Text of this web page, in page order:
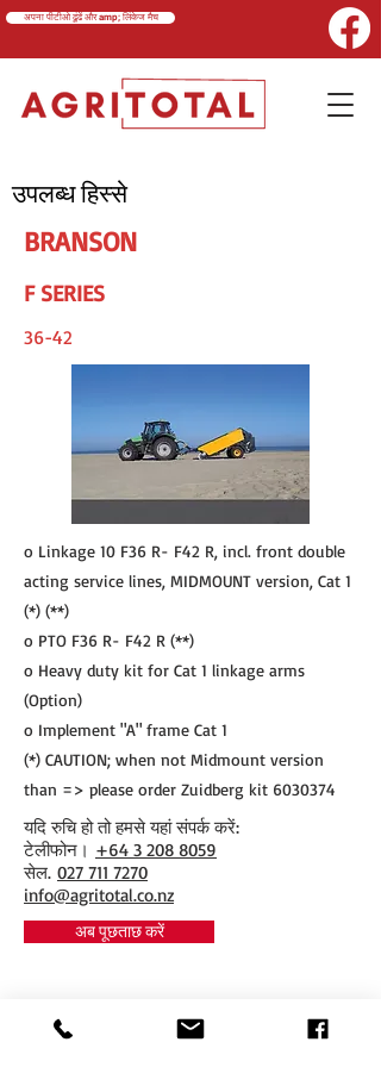
अपना पीटीओ ढूंढें और amp; लिंकेज मैच
उपलब्ध हिस्से
BRANSON
F SERIES
36-42
o Linkage 10 F36 R- F42 R, incl. front double
acting service lines, MIDMOUNT version, Cat 1
(*) (**)
o PTO F36 R- F42 R (**)
o Heavy duty kit for Cat 1 linkage arms
(Option)
o Implement "A" frame Cat 1
(*) CAUTION; when not Midmount version
than => please order Zuidberg kit 6030374
यदि रुचि हो तो हमसे यहां संपर्क करें:
​टेलीफोन। +64 3 208 8059
सेल. 027 711 7270
info@agritotal.co.nz
अब पूछताछ करें
+64 3 208 8059